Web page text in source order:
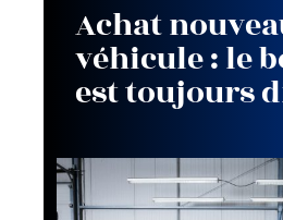
Achat
véhicule : le
est toujours